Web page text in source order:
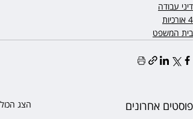
דיני עבודה
4 אורכיות
בית המשפט
פוסטים אחרונים הצג הכול